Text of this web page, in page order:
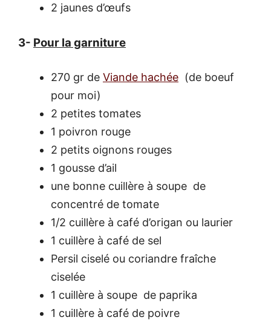
2 jaunes d’œufs
3- Pour la garniture
270 gr de Viande hachée (de boeuf
pour moi)
2 petites tomates
1 poivron rouge
2 petits oignons rouges
1 gousse d’ail
une bonne cuillère à soupe de
concentré de tomate
1/2 cuillère à café d’origan ou laurier
1 cuillère à café de sel
Persil ciselé ou coriandre fraîche
ciselée
1 cuillère à soupe de paprika
1 cuillère à café de poivre